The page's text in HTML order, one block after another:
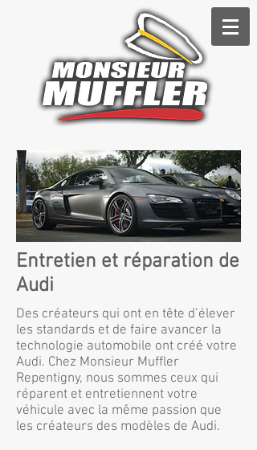
Des créateurs qui ont en tête d’élever
les standards et de faire avancer la
technologie automobile ont créé votre
Audi. Chez Monsieur Muffler
Repentigny, nous sommes ceux qui
réparent et entretiennent votre
véhicule avec la même passion que
les créateurs des modèles de Audi.
Entretien et réparation de
Audi